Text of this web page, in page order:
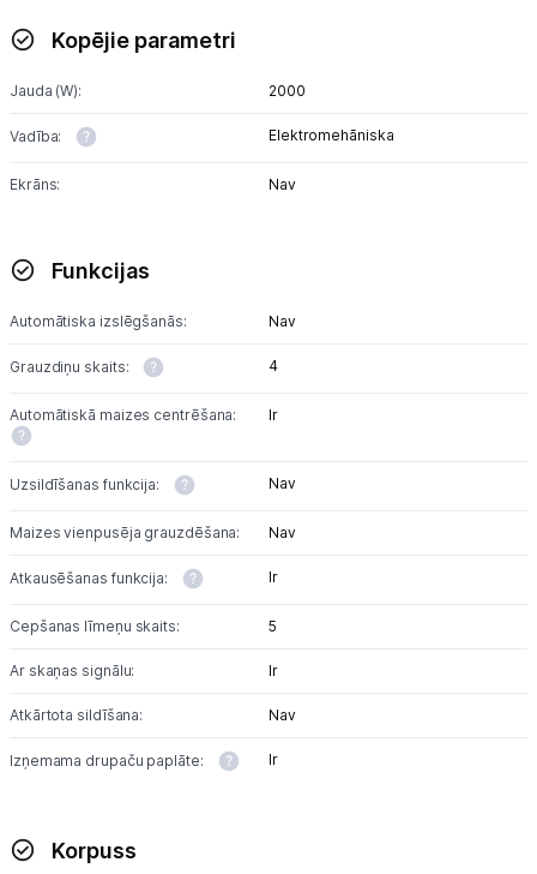
Kontakti
Kopējie parametri
Jauda (W): 2000
Vadība: Elektromehāniska
Ekrāns: Nav
Funkcijas
Automātiska izslēgšanās: Nav
Grauzdiņu skaits: 4
Automātiskā maizes centrēšana: Ir
Uzsildīšanas funkcija: Nav
Maizes vienpusēja grauzdēšana: Nav
Atkausēšanas funkcija: Ir
Cepšanas līmeņu skaits: 5
Ar skaņas signālu: Ir
Atkārtota sildīšana: Nav
Izņemama drupaču paplāte: Ir
Korpuss